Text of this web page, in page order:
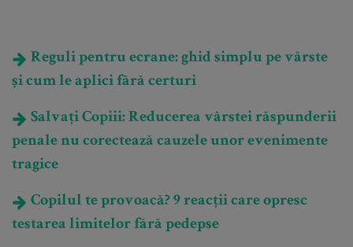
Reguli pentru ecrane: ghid simplu pe vârste
și cum le aplici fără certuri
Salvați Copiii: Reducerea vârstei răspunderii
penale nu corectează cauzele unor evenimente
tragice
Copilul te provoacă? 9 reacții care opresc
testarea limitelor fără pedepse